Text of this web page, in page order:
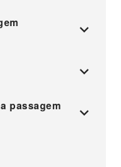
passagem